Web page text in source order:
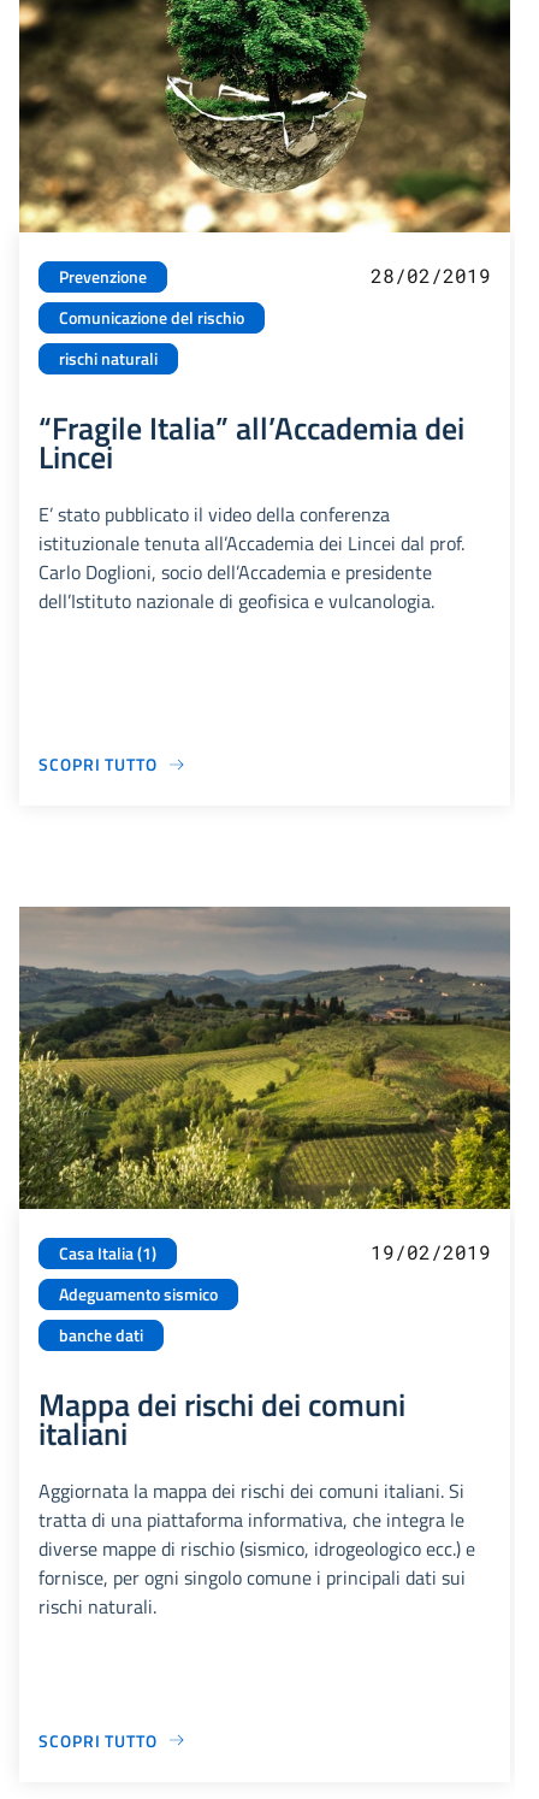
Prevenzione
Comunicazione del rischio
rischi naturali
28/02/2019
“Fragile Italia” all’Accademia dei
Lincei
E’ stato pubblicato il video della conferenza
istituzionale tenuta all’Accademia dei Lincei dal prof.
Carlo Doglioni, socio dell’Accademia e presidente
dell’Istituto nazionale di geofisica e vulcanologia.
SCOPRI TUTTO
Casa Italia (1)
Adeguamento sismico
banche dati
19/02/2019
Mappa dei rischi dei comuni
italiani
Aggiornata la mappa dei rischi dei comuni italiani. Si
tratta di una piattaforma informativa, che integra le
diverse mappe di rischio (sismico, idrogeologico ecc.) e
fornisce, per ogni singolo comune i principali dati sui
rischi naturali.
SCOPRI TUTTO